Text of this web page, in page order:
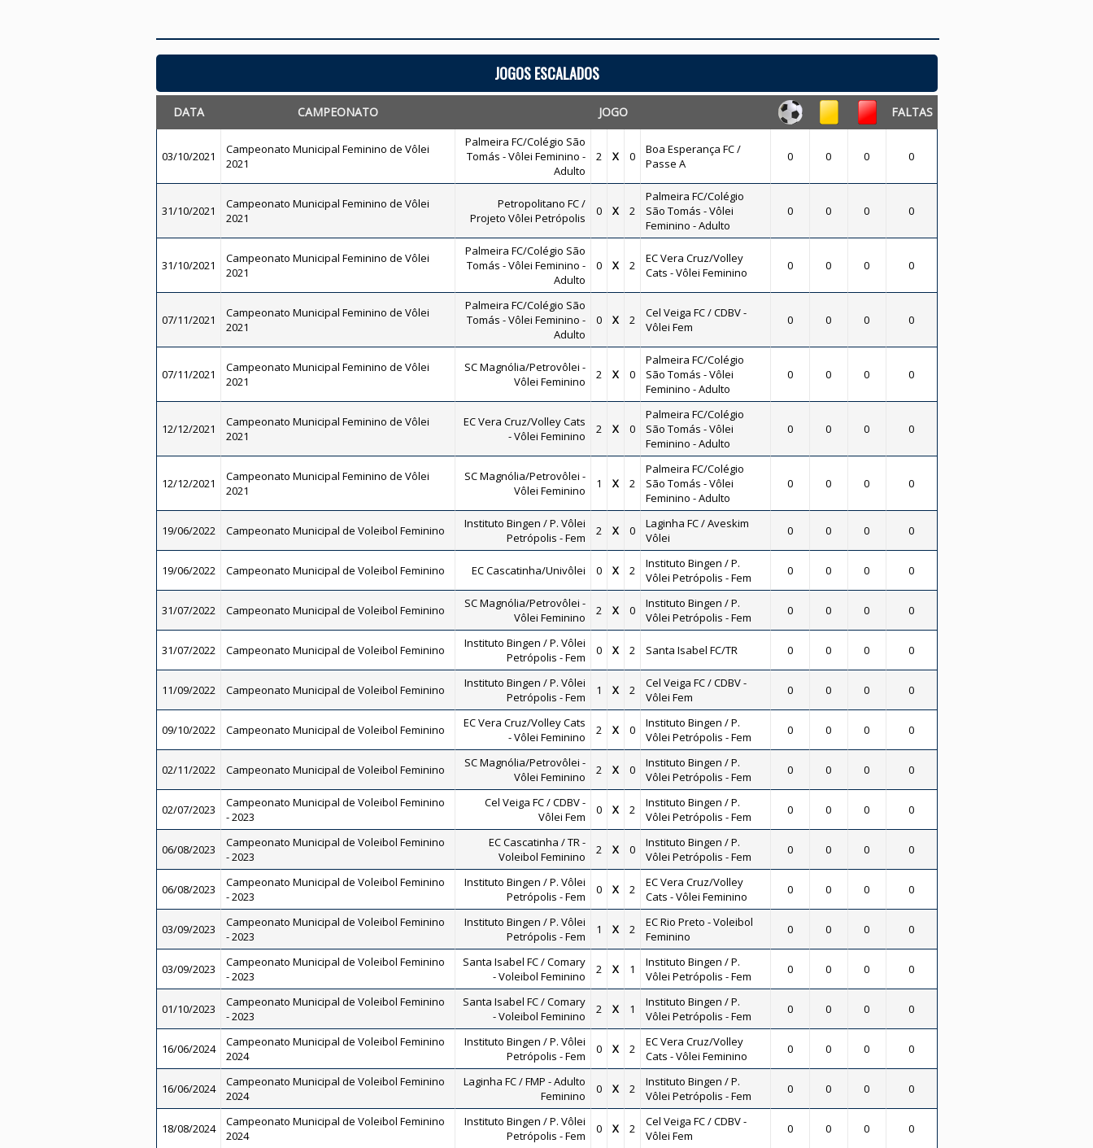
JOGOS ESCALADOS
DATA CAMPEONATO JOGO FALTAS
03/10/2021
Campeonato Municipal Feminino de Vôlei
2021
Palmeira FC/Colégio São
Tomás - Vôlei Feminino -
Adulto
2 X 0
Boa Esperança FC /
Passe A
0 0 0 0
31/10/2021
Campeonato Municipal Feminino de Vôlei
2021
Petropolitano FC /
Projeto Vôlei Petrópolis
0 X 2
Palmeira FC/Colégio
São Tomás - Vôlei
Feminino - Adulto
0 0 0 0
31/10/2021
Campeonato Municipal Feminino de Vôlei
2021
Palmeira FC/Colégio São
Tomás - Vôlei Feminino -
Adulto
0 X 2
EC Vera Cruz/Volley
Cats - Vôlei Feminino
0 0 0 0
07/11/2021
Campeonato Municipal Feminino de Vôlei
2021
Palmeira FC/Colégio São
Tomás - Vôlei Feminino -
Adulto
0 X 2
Cel Veiga FC / CDBV -
Vôlei Fem
0 0 0 0
07/11/2021
Campeonato Municipal Feminino de Vôlei
2021
SC Magnólia/Petrovôlei -
Vôlei Feminino
2 X 0
Palmeira FC/Colégio
São Tomás - Vôlei
Feminino - Adulto
0 0 0 0
12/12/2021
Campeonato Municipal Feminino de Vôlei
2021
EC Vera Cruz/Volley Cats
- Vôlei Feminino
2 X 0
Palmeira FC/Colégio
São Tomás - Vôlei
Feminino - Adulto
0 0 0 0
12/12/2021
Campeonato Municipal Feminino de Vôlei
2021
SC Magnólia/Petrovôlei -
Vôlei Feminino
1 X 2
Palmeira FC/Colégio
São Tomás - Vôlei
Feminino - Adulto
0 0 0 0
19/06/2022 Campeonato Municipal de Voleibol Feminino
Instituto Bingen / P. Vôlei
Petrópolis - Fem
2 X 0
Laginha FC / Aveskim
Vôlei
0 0 0 0
19/06/2022 Campeonato Municipal de Voleibol Feminino EC Cascatinha/Univôlei 0 X 2
Instituto Bingen / P.
Vôlei Petrópolis - Fem
0 0 0 0
31/07/2022 Campeonato Municipal de Voleibol Feminino
SC Magnólia/Petrovôlei -
Vôlei Feminino
2 X 0
Instituto Bingen / P.
Vôlei Petrópolis - Fem
0 0 0 0
31/07/2022 Campeonato Municipal de Voleibol Feminino
Instituto Bingen / P. Vôlei
Petrópolis - Fem
0 X 2 Santa Isabel FC/TR 0 0 0 0
11/09/2022 Campeonato Municipal de Voleibol Feminino
Instituto Bingen / P. Vôlei
Petrópolis - Fem
1 X 2
Cel Veiga FC / CDBV -
Vôlei Fem
0 0 0 0
09/10/2022 Campeonato Municipal de Voleibol Feminino
EC Vera Cruz/Volley Cats
- Vôlei Feminino
2 X 0
Instituto Bingen / P.
Vôlei Petrópolis - Fem
0 0 0 0
02/11/2022 Campeonato Municipal de Voleibol Feminino
SC Magnólia/Petrovôlei -
Vôlei Feminino
2 X 0
Instituto Bingen / P.
Vôlei Petrópolis - Fem
0 0 0 0
02/07/2023
Campeonato Municipal de Voleibol Feminino
- 2023
Cel Veiga FC / CDBV -
Vôlei Fem
0 X 2
Instituto Bingen / P.
Vôlei Petrópolis - Fem
0 0 0 0
06/08/2023
Campeonato Municipal de Voleibol Feminino
- 2023
EC Cascatinha / TR -
Voleibol Feminino
2 X 0
Instituto Bingen / P.
Vôlei Petrópolis - Fem
0 0 0 0
06/08/2023
Campeonato Municipal de Voleibol Feminino
- 2023
Instituto Bingen / P. Vôlei
Petrópolis - Fem
0 X 2
EC Vera Cruz/Volley
Cats - Vôlei Feminino
0 0 0 0
03/09/2023
Campeonato Municipal de Voleibol Feminino
- 2023
Instituto Bingen / P. Vôlei
Petrópolis - Fem
1 X 2
EC Rio Preto - Voleibol
Feminino
0 0 0 0
03/09/2023
Campeonato Municipal de Voleibol Feminino
- 2023
Santa Isabel FC / Comary
- Voleibol Feminino
2 X 1
Instituto Bingen / P.
Vôlei Petrópolis - Fem
0 0 0 0
01/10/2023
Campeonato Municipal de Voleibol Feminino
- 2023
Santa Isabel FC / Comary
- Voleibol Feminino
2 X 1
Instituto Bingen / P.
Vôlei Petrópolis - Fem
0 0 0 0
16/06/2024
Campeonato Municipal de Voleibol Feminino
2024
Instituto Bingen / P. Vôlei
Petrópolis - Fem
0 X 2
EC Vera Cruz/Volley
Cats - Vôlei Feminino
0 0 0 0
16/06/2024
Campeonato Municipal de Voleibol Feminino
2024
Laginha FC / FMP - Adulto
Feminino
0 X 2
Instituto Bingen / P.
Vôlei Petrópolis - Fem
0 0 0 0
18/08/2024
Campeonato Municipal de Voleibol Feminino
2024
Instituto Bingen / P. Vôlei
Petrópolis - Fem
0 X 2
Cel Veiga FC / CDBV -
Vôlei Fem
0 0 0 0